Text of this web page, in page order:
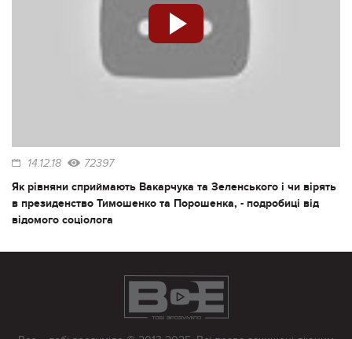
14.12.18 72397
Як рівняни сприймають Вакарчука та Зеленського і чи вірять
в президенство Тимошенко та Порошенка, - подробиці від
відомого соціолога